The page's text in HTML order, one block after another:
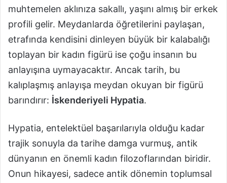
muhtemelen aklınıza sakallı, yaşını almış bir erkek
profili gelir. Meydanlarda öğretilerini paylaşan,
etrafında kendisini dinleyen büyük bir kalabalığı
toplayan bir kadın figürü ise çoğu insanın bu
anlayışına uymayacaktır. Ancak tarih, bu
kalıplaşmış anlayışa meydan okuyan bir figürü
barındırır: İskenderiyeli Hypatia.
Hypatia, entelektüel başarılarıyla olduğu kadar
trajik sonuyla da tarihe damga vurmuş, antik
dünyanın en önemli kadın filozoflarından biridir.
Onun hikayesi, sadece antik dönemin toplumsal